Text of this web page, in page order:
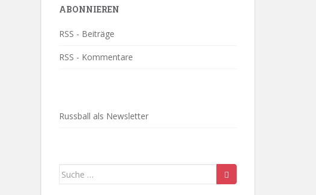
ABONNIEREN
RSS - Beiträge
RSS - Kommentare
Russball als Newsletter
Suche